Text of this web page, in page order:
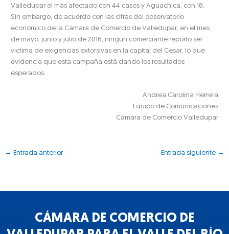
Valledupar el más afectado con 44 casos y Aguachica, con 18.
Sin embargo, de acuerdo con las cifras del observatorio
económico de la Cámara de Comercio de Valledupar, en el mes
de mayo, junio y julio de 2016, ningún comerciante reportó ser
víctima de exigencias extorsivas en la capital del Cesar, lo que
evidencia que esta campaña está dando los resultados
esperados.
Andrea Carolina Herrera
Equipo de Comunicaciones
Cámara de Comercio Valledupar
← Entrada anterior Entrada siguiente →
CÁMARA DE COMERCIO DE